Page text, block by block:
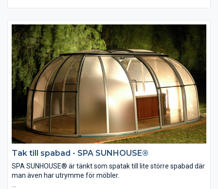
Mått:
Diameter: 4,11m/5,0 m
Höjd: 2,3 m
Tak till spabad - SPA SUNHOUSE®
SPA SUNHOUSE® är tänkt som spatak till lite större spabad där
man även har utrymme för möbler.